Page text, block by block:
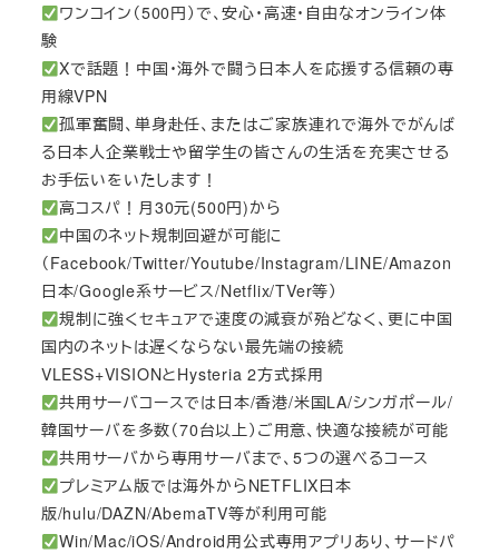
ワンコイン（500円）で、安心・高速・自由なオンライン体
験
Xで話題！中国・海外で闘う日本人を応援する信頼の専
用線VPN
孤軍奮闘、単身赴任、またはご家族連れで海外でがんば
る日本人企業戦士や留学生の皆さんの生活を充実させる
お手伝いをいたします！
高コスパ！月30元(500円)から
中国のネット規制回避が可能に
（Facebook/Twitter/Youtube/Instagram/LINE/Amazon
日本/Google系サービス/Netflix/TVer等）
規制に強くセキュアで速度の減衰が殆どなく、更に中国
国内のネットは遅くならない最先端の接続
VLESS+VISIONとHysteria 2方式採用
共用サーバコースでは日本/香港/米国LA/シンガポール/
韓国サーバを多数（70台以上）ご用意、快適な接続が可能
共用サーバから専用サーバまで、5つの選べるコース
プレミアム版では海外からNETFLIX日本
版/hulu/DAZN/AbemaTV等が利用可能
Win/Mac/iOS/Android用公式専用アプリあり、サードパ